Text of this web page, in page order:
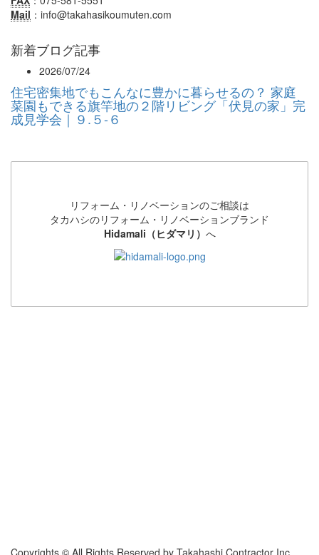
Mail ：info@takahasikoumuten.com
新着ブログ記事
2026/07/24
住宅密集地でもこんなに豊かに暮らせるの？ 家庭
菜園もできる旗竿地の２階リビング「伏見の家」完
成見学会｜９.５-６
リフォーム・リノベーションのご相談は
タカハシのリフォーム・リノベーションブランド
Hidamali（ヒダマリ） へ
Copyrights © All Rights Reserved by Takahashi Contractor Inc.